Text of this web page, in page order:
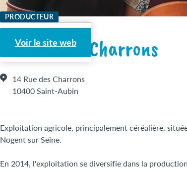
PRODUCTEUR
Voir le site web
Safran des Charrons
14 Rue des Charrons
10400 Saint-Aubin
Exploitation agricole, principalement céréalière,
Nogent sur Seine.
En 2014, l'exploitation se diversifie dans la